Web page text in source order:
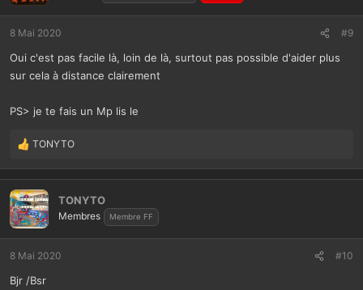
8 Mai 2020 #9
Oui c'est pas facile là, loin de là, surtout pas possible d'aider plus
sur cela à distance clairement
PS> je te fais un Mp lis le
L
s
r
é
a
c
t
o
TONYTO
TONYTO
Membres Membre FF
8 Mai 2020 #10
Bjr /Bsr